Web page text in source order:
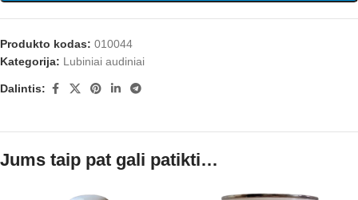
Produkto kodas: 010044
Kategorija: Lubiniai audiniai
Dalintis:
Jums taip pat gali patikti…